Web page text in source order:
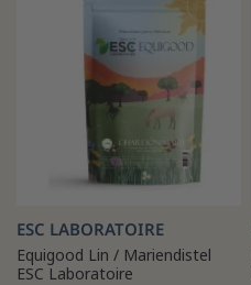
ESC LABORATOIRE
Equigood Lin / Mariendistel
ESC Laboratoire